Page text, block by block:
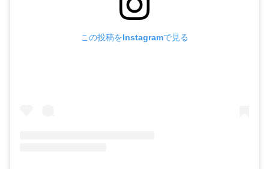
この投稿をInstagramで見る